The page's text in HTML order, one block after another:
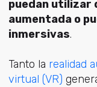
puedan utilizar
aumentada o
inmersivas.
Tanto la realidad
virtual (VR)